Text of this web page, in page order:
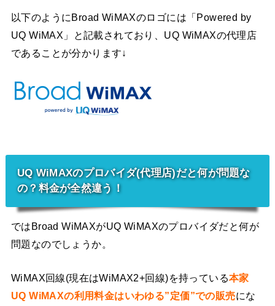
以下のようにBroad WiMAXのロゴには「Powered by
UQ WiMAX」と記載されており、UQ WiMAXの代理店
であることが分かります↓
UQ WiMAXのプロバイダ(代理店)だと何が問題な
の？料金が全然違う！
ではBroad WiMAXがUQ WiMAXのプロバイダだと何が
問題なのでしょうか。
WiMAX回線(現在はWiMAX2+回線)を持っている本家
UQ WiMAXの利用料金はいわゆる”定価”での販売にな